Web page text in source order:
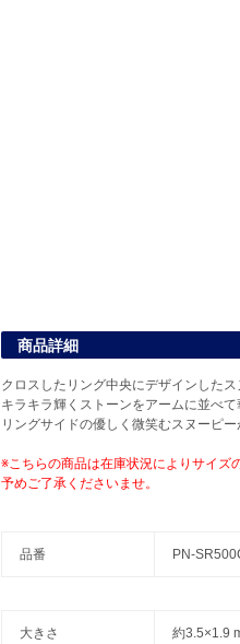
商品詳細
クロスしたリング中央にデザインした
キラキラ輝くストーンをアームに並べて
リングサイドの優しく微笑むスヌーピ
※こちらの商品は在庫状況によりサイズ
予めご了承くださいませ。
品番 PN-
大きさ 約3.5×1.9